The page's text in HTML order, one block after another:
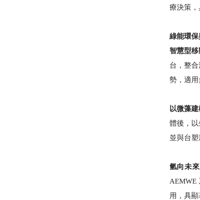
療決策，
綠能環保
智慧型
台，整
勢，適用
以微藻
體後，
並與台
氫向未
AEMWE
用，具